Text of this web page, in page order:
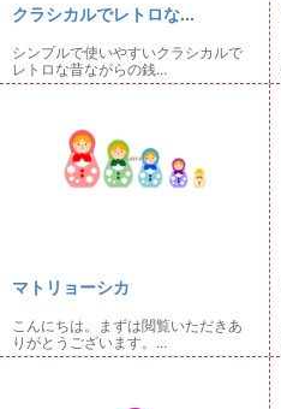
クラシカルでレトロな...
シンプルで使いやすいクラシカルで
レトロな昔ながらの銭...
マトリョーシカ
こんにちは。まずは閲覧いただきあ
りがとうございます。...